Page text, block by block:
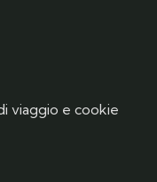
viaggio e cookie